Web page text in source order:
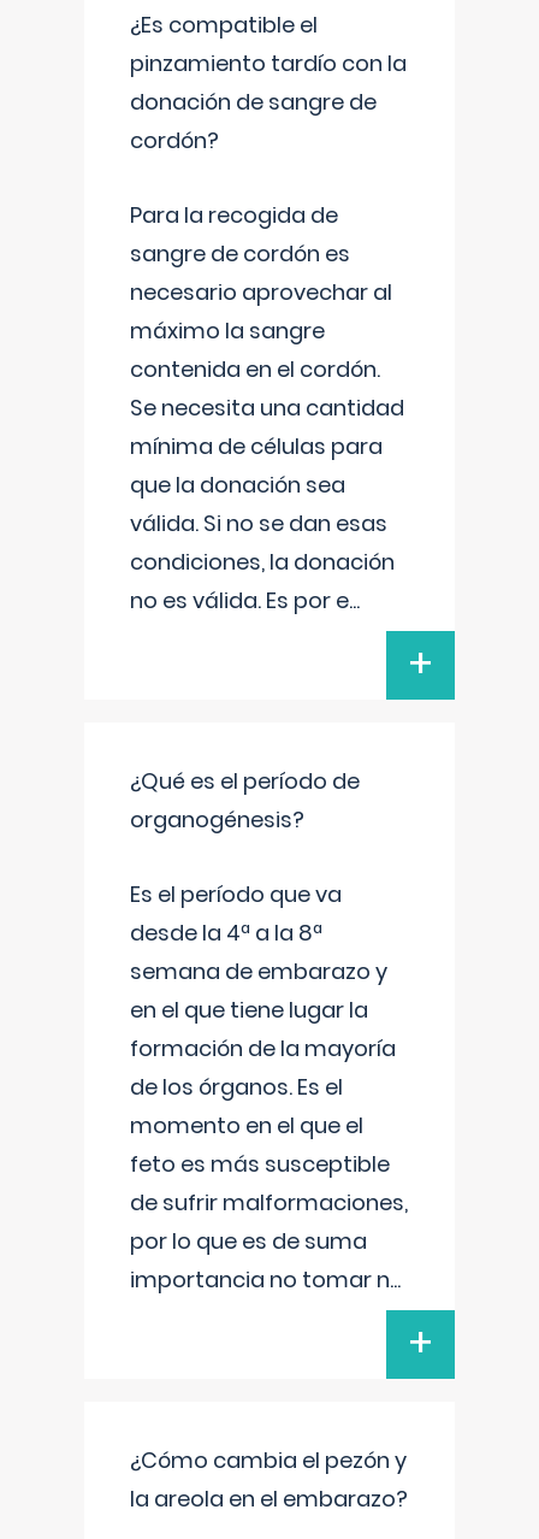
¿Es compatible el
pinzamiento tardío con la
donación de sangre de
cordón?
Para la recogida de
sangre de cordón es
necesario aprovechar al
máximo la sangre
contenida en el cordón.
Se necesita una cantidad
mínima de células para
que la donación sea
válida. Si no se dan esas
condiciones, la donación
no es válida. Es por e...
+
¿Qué es el período de
organogénesis?
Es el período que va
desde la 4ª a la 8ª
semana de embarazo y
en el que tiene lugar la
formación de la mayoría
de los órganos. Es el
momento en el que el
feto es más susceptible
de sufrir malformaciones,
por lo que es de suma
importancia no tomar n...
+
¿Cómo cambia el pezón y
la areola en el embarazo?